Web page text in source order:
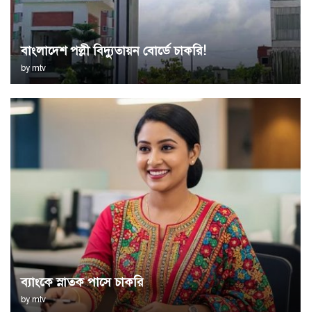
বাংলাদেশ পল্লী বিদ্যুতায়ন বোর্ডে চাকরি!
by mtv
ব্যাংকে স্নাতক পাসে চাকরি
bymtv